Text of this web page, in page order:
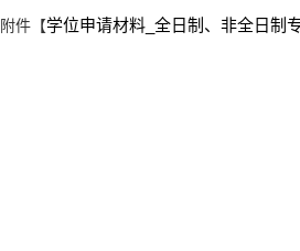
附件【学位申请材料_全日制、非全日制